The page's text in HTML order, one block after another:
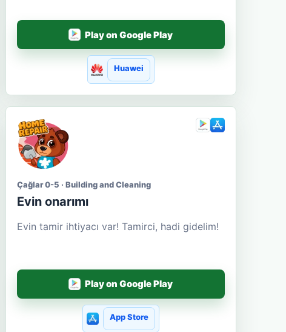
Play on Google Play
Huawei
Çağlar 0-5 · Building and Cleaning
Evin onarımı
Evin tamir ihtiyacı var! Tamirci, hadi gidelim!
Play on Google Play
App Store